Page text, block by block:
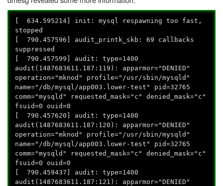
[ 634.595214] init: mysql respawning too fast,
stopped
[ 790.457596] audit_printk_skb: 69 callbacks
suppressed
[ 790.457599] audit: type=1400
audit(1487683611.187:119): apparmor="DENIED"
operation="mknod" profile="/usr/sbin/mysqld"
name="/db/mysql/app003.lower-test" pid=32765
comm="mysqld" requested_mask="c" denied_mask="c"
fsuid=0 ouid=0
[ 790.457620] audit: type=1400
audit(1487683611.187:120): apparmor="DENIED"
operation="mknod" profile="/usr/sbin/mysqld"
name="/db/mysql/app003.lower-test" pid=32765
comm="mysqld" requested_mask="c" denied_mask="c"
fsuid=0 ouid=0
[ 790.459437] audit: type=1400
audit(1487683611.187:121): apparmor="DENIED"